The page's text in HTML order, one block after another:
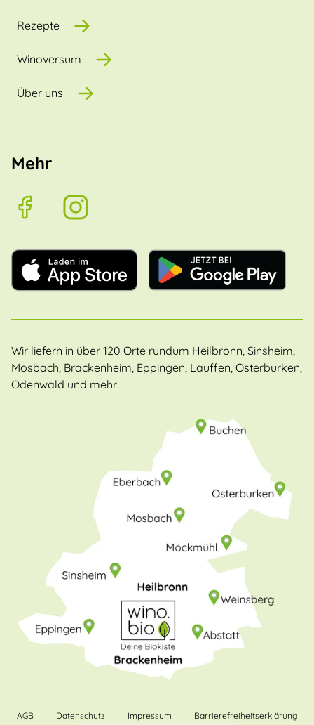
Rezepte
Winoversum
Über uns
Mehr
Wir liefern in über 120 Orte rundum Heilbronn, Sinsheim,
Mosbach, Brackenheim, Eppingen, Lauffen, Osterburken,
Odenwald und mehr!
AGB Datenschutz Impressum Barrierefreiheitserklärung